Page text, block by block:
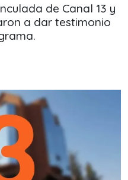
de Canal 13 y
a dar testimonio